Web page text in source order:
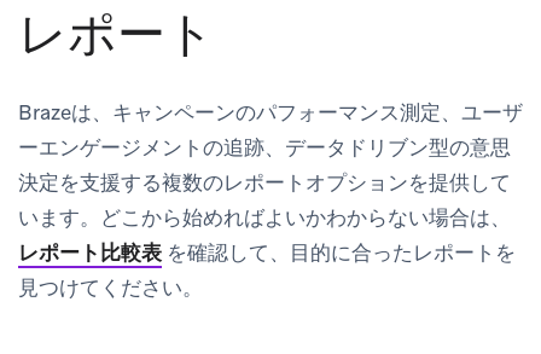
レポート
Brazeは、キャンペーンのパフォーマンス測定、ユーザ
ーエンゲージメントの追跡、データドリブン型の意思
決定を支援する複数のレポートオプションを提供して
います。どこから始めればよいかわからない場合は、
レポート比較表 を確認して、目的に合ったレポートを
見つけてください。